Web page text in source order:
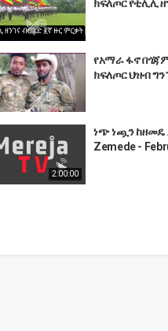
ክፍለጦር የቲሊሊ
የአማራ ፋኖ
ክፍለጦር ህዝብ
2:00:00
ነጭ ነጯን ከዘመዴ
Zemede -